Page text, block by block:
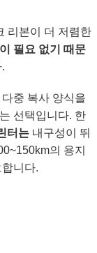
리본이 더 저렴한
필요 없기 때문
중 복사 양식을
선택입니다. 한
터는 내구성이 뛰
의 용지
니다.